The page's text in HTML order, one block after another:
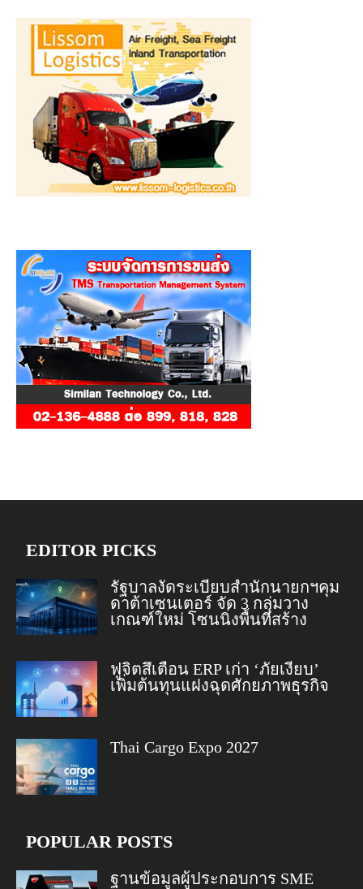
EDITOR PICKS
รัฐบาลงัดระเบียบสำนักนายกฯคุม
ดาต้าเซนเตอร์ จัด 3 กลุ่มวาง
เกณฑ์ใหม่ โซนนิ่งพื้นที่สร้าง
ฟูจิตสึเตือน ERP เก่า ‘ภัยเงียบ’
เพิ่มต้นทุนแฝงฉุดศักยภาพธุรกิจ
Thai Cargo Expo 2027
POPULAR POSTS
ฐานข้อมูลผู้ประกอบการ SME